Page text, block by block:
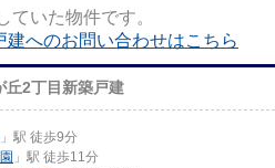
ていた物件です。
建へのお問い合わせはこちら
丘2丁目新築戸建
」駅 徒歩9分
」駅 徒歩11分